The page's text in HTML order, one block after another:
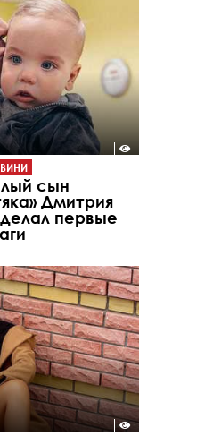
сын
Дмитрия
первые